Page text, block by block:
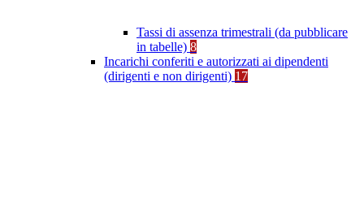
Tassi di assenza trimestrali (da pubblicare
in tabelle) 8
Incarichi conferiti e autorizzati ai dipendenti
(dirigenti e non dirigenti) 17